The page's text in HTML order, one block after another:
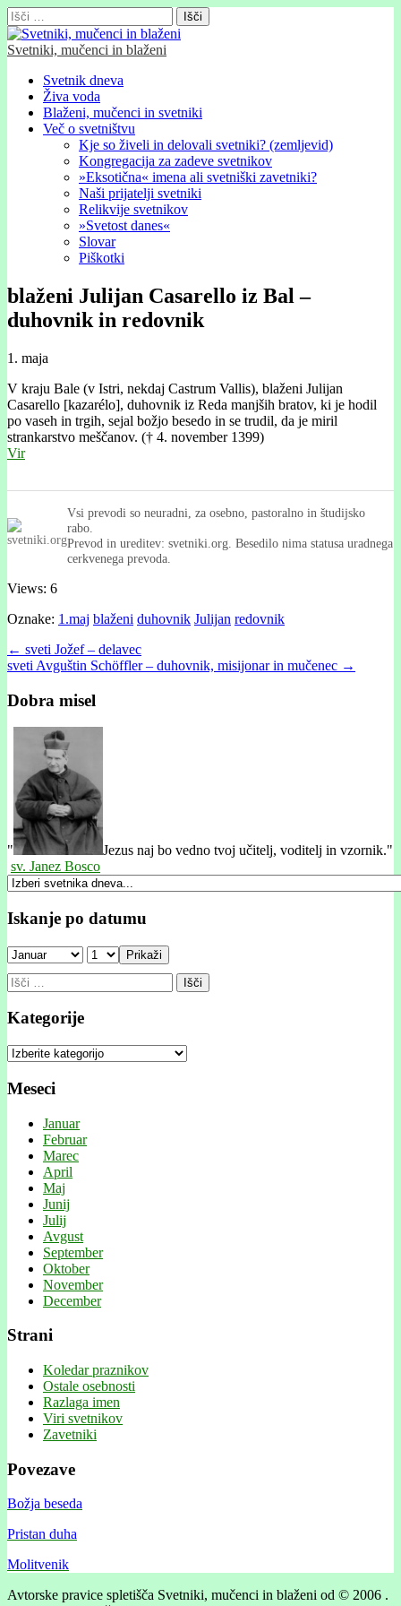
Išči:
Svetniki, mučenci in blaženi
Glavni
meni
Skip
content
Svetnik dneva
Živa voda
Blaženi, mučenci in svetniki
Več o svetništvu
Kje so živeli in delovali svetniki? (zemljevid)
Kongregacija za zadeve svetnikov
»Eksotična« imena ali svetniški zavetniki?
Naši prijatelji svetniki
Relikvije svetnikov
»Svetost danes«
Slovar
Piškotki
blaženi Julijan Casarello iz Bal –
duhovnik in redovnik
1. maja
V kraju Bale (v Istri, nekdaj Castrum Vallis), blaženi Julijan
Casarello [kazarélo], duhovnik iz Reda manjših bratov, ki je hodil
po vaseh in trgih, sejal božjo besedo in se trudil, da je miril
strankarstvo meščanov. († 4. november 1399)
Vir
Vsi prevodi so neuradni, za osebno, pastoralno in študijsko
rabo.
Prevod in ureditev: svetniki.org. Besedilo nima statusa uradnega
cerkvenega prevoda.
Views: 6
Oznake: 1.maj blaženi duhovnik Julijan redovnik
Post
navigation
← sveti Jožef – delavec
sveti Avguštin Schöffler – duhovnik, misijonar in mučenec →
Dobra misel
"
Jezus naj bo vedno tvoj učitelj, voditelj in vzornik."
sv. Janez Bosco
Iskanje po datumu
Prikaži
Išči:
Kategorije
Kategorije
Meseci
Januar
Februar
Marec
April
Maj
Junij
Julij
Avgust
September
Oktober
November
December
Strani
Koledar praznikov
Ostale osebnosti
Razlaga imen
Viri svetnikov
Zavetniki
Povezave
Božja beseda
Pristan duha
Molitvenik
Avtorske pravice spletišča Svetniki, mučenci in blaženi od © 2006 .